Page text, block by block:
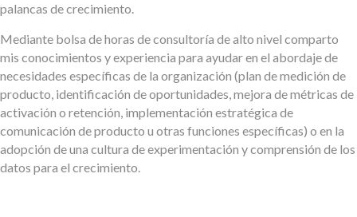
palancas de crecimiento.
Mediante bolsa de horas de consultoría de alto nivel comparto
mis conocimientos y experiencia para ayudar en el abordaje de
necesidades específicas de la organización (plan de medición de
producto, identificación de oportunidades, mejora de métricas de
activación o retención, implementación estratégica de
comunicación de producto u otras funciones específicas) o en la
adopción de una cultura de experimentación y comprensión de los
datos para el crecimiento.